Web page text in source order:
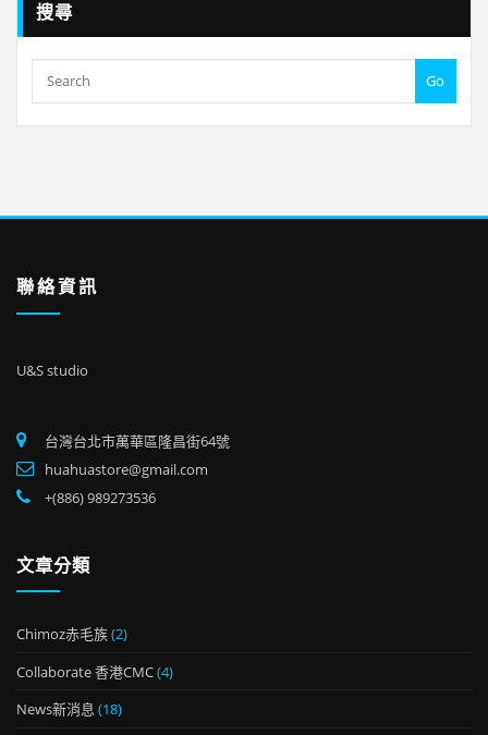
搜尋
Go
聯絡資訊
U&S studio
台灣台北市萬華區隆昌街64號
huahuastore@gmail.com
+(886) 989273536
文章分類
Chimoz赤毛族(2)
Collaborate 香港CMC(4)
News新消息 (18)